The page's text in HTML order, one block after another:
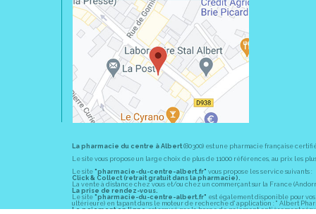
La pharmacie du centre à Albert(80300) est une pharmacie française
Le site vous propose un large choix de plus de 11000 références, au prix les
Le site "pharmacie-du-centre-albert.fr" vous propose les service suivants :
Click & Collect (retrait gratuit dans la pharmacie).
La vente à distance chez vous et/ou chez un commerçant sur la France
La prise de rendez-vous.
Le site "pharmacie-du-centre-albert.fr" est également disponible pour vos
ultérieure) en tapant dans le moteur de recherche d' application : " Albert
Le paiement en ligneest assuré par la borne de paiement entièrement